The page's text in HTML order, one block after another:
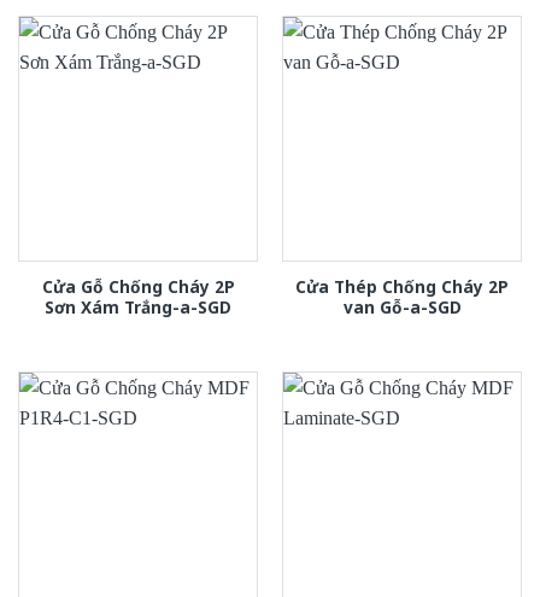
Cửa Gỗ Chống Cháy 2P
Sơn Xám Trắng-a-SGD
Cửa Thép Chống Cháy 2P
van Gỗ-a-SGD